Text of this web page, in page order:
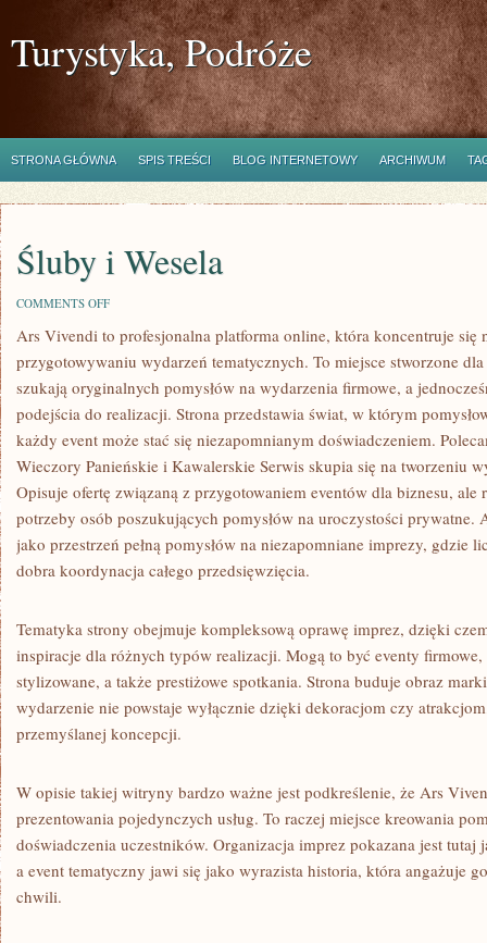
Turystyka, Podróże
STRONA GŁÓWNA SPIS TREŚCI BLOG INTERNETOWY ARCHIWUM
Śluby i Wesela
COMMENTS OFFON
I
Ars Vivendi to profesjonalna platforma online, która koncentruje się
przygotowywaniu wydarzeń tematycznych. To miejsce stworzone
szukają oryginalnych pomysłów na wydarzenia firmowe, a
podejścia do realizacji. Strona przedstawia świat, w którym
każdy event może stać się niezapomnianym doświadczeniem.
Wieczory Panieńskie i Kawalerskie Serwis skupia się na tworzeniu
Opisuje ofertę związaną z przygotowaniem eventów dla biznesu,
potrzeby osób poszukujących pomysłów na uroczystości prywatne.
jako przestrzeń pełną pomysłów na niezapomniane imprezy, gdzie
dobra koordynacja całego przedsięwzięcia.
Tematyka strony obejmuje kompleksową oprawę imprez, dzięki
inspiracje dla różnych typów realizacji. Mogą to być eventy
stylizowane, a także prestiżowe spotkania. Strona buduje obraz
wydarzenie nie powstaje wyłącznie dzięki dekoracjom czy
przemyślanej koncepcji.
W opisie takiej witryny bardzo ważne jest podkreślenie, że Ars
prezentowania pojedynczych usług. To raczej miejsce kreowania
doświadczenia uczestników. Organizacja imprez pokazana jest tutaj
a event tematyczny jawi się jako wyrazista historia, która angażuje
chwili.